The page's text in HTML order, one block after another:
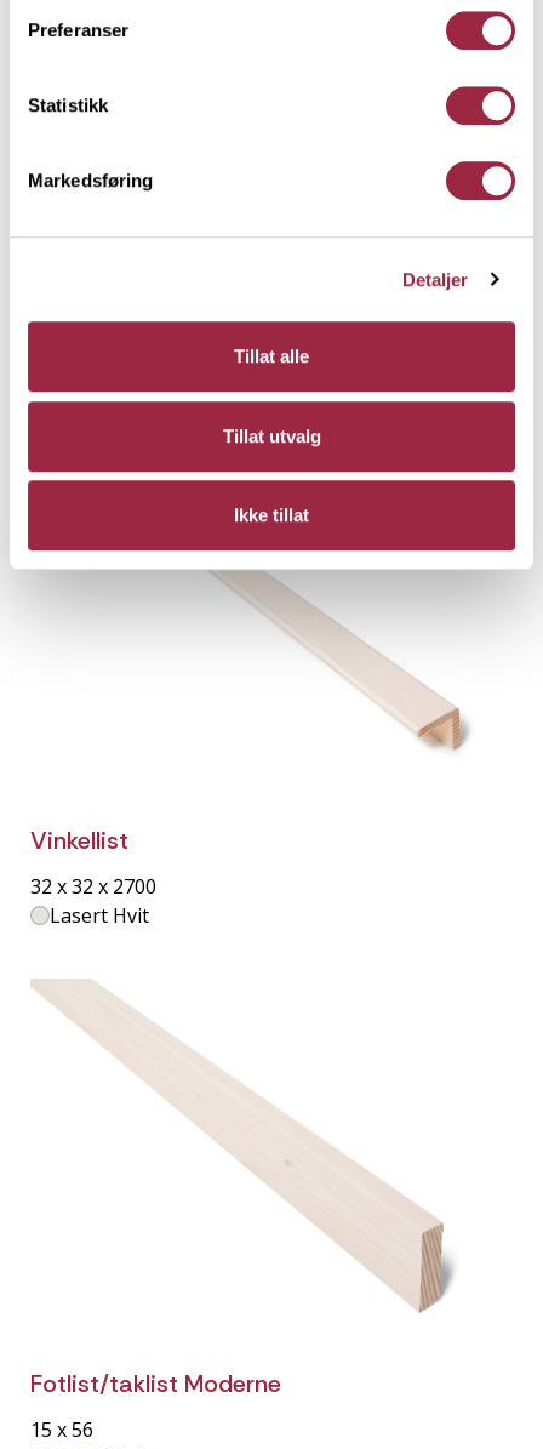
Preferanser
Statistikk
Markedsføring
Detaljer
Tillat alle
Tillat utvalg
Ikke tillat
Vinkellist
32 x 32 x 2700
Lasert Hvit
Fotlist/taklist Moderne
15 x 56